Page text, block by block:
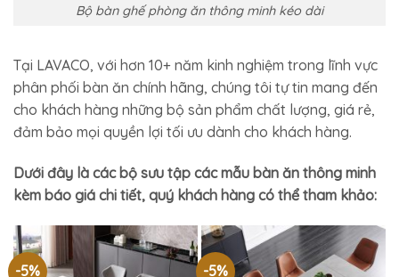
Bộ bàn ghế phòng ăn thông minh kéo dài
Tại LAVACO, với hơn 10+ năm kinh nghiệm trong lĩnh vực
phân phối bàn ăn chính hãng, chúng tôi tự tin mang đến
cho khách hàng những bộ sản phẩm chất lượng, giá rẻ,
đảm bảo mọi quyền lợi tối ưu dành cho khách hàng.
Dưới đây là các bộ sưu tập các mẫu bàn ăn thông minh
kèm báo giá chi tiết, quý khách hàng có thể tham khảo:
-5% -5%